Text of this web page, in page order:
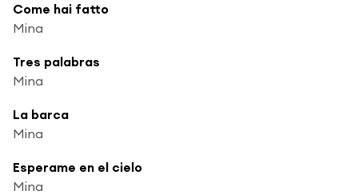
Come hai fatto
Mina
Tres palabras
Mina
La barca
Mina
Esperame en el cielo
Mina